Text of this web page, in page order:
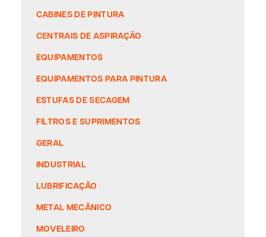
CABINES DE PINTURA
CENTRAIS DE ASPIRAÇÃO
EQUIPAMENTOS
EQUIPAMENTOS PARA PINTURA
ESTUFAS DE SECAGEM
FILTROS E SUPRIMENTOS
GERAL
INDUSTRIAL
LUBRIFICAÇÃO
METAL MECÂNICO
MOVELEIRO